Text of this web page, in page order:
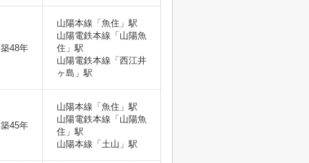
築48年
山陽本線「魚住」駅
山陽電鉄本線「山陽魚
住」駅
山陽電鉄本線「西江井
ヶ島」駅
築45年
山陽本線「魚住」駅
山陽電鉄本線「山陽魚
住」駅
山陽本線「土山」駅